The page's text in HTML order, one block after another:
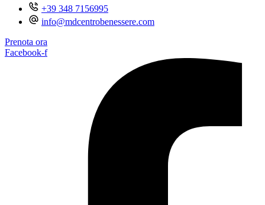
+39 348 7156995
info@mdcentrobenessere.com
Prenota ora
Facebook-f